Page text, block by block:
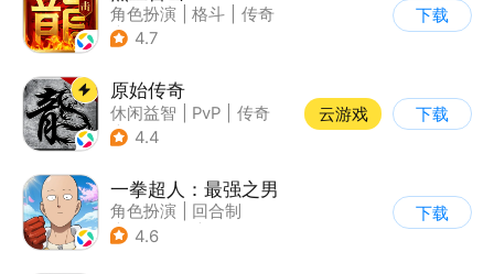
角色扮演 格斗
传奇
| 千人同屏
4.7
下载
原始传奇
休闲益智 PvP
传奇
| 自由交易
4.4
云游戏 下载
一拳超人：最强之男
角色扮演
回合制
| 动漫改编
4.6
下载